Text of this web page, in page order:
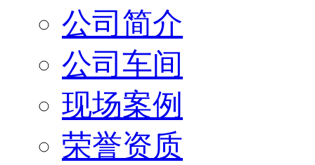
公司简介
公司车间
现场案例
荣誉资质